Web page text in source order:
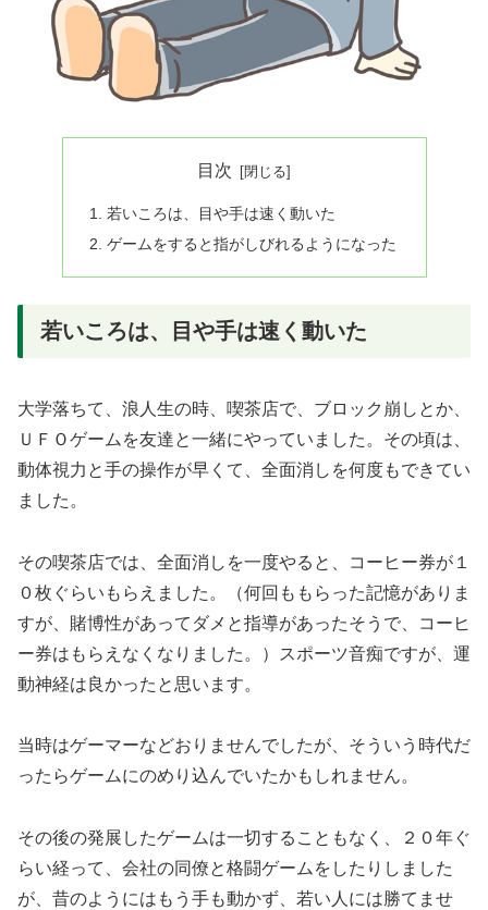
目次
若いころは、目や手は速く動いた
ゲームをすると指がしびれるようになった
若いころは、目や手は速く動いた
大学落ちて、浪人生の時、喫茶店で、ブロック崩しとか、
ＵＦＯゲームを友達と一緒にやっていました。その頃は、
動体視力と手の操作が早くて、全面消しを何度もできてい
ました。
その喫茶店では、全面消しを一度やると、コーヒー券が１
０枚ぐらいもらえました。（何回ももらった記憶がありま
すが、賭博性があってダメと指導があったそうで、コーヒ
ー券はもらえなくなりました。）スポーツ音痴ですが、運
動神経は良かったと思います。
当時はゲーマーなどおりませんでしたが、そういう時代だ
ったらゲームにのめり込んでいたかもしれません。
その後の発展したゲームは一切することもなく、２０年ぐ
らい経って、会社の同僚と格闘ゲームをしたりしました
が、昔のようにはもう手も動かず、若い人には勝てませ